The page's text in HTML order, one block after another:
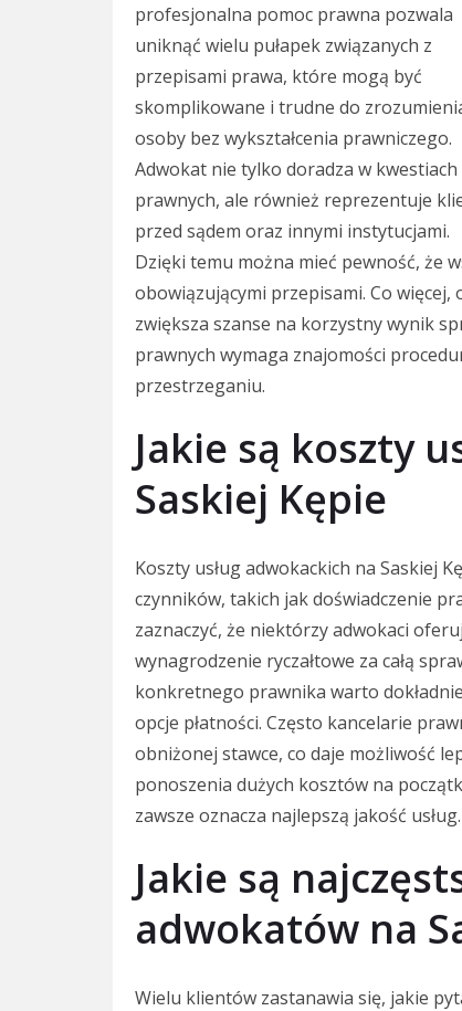
profesjonalna pomoc prawna pozwala
uniknąć wielu pułapek związanych z
przepisami prawa, które mogą być
skomplikowane i trudne do
osoby bez wykształcenia prawniczego.
Adwokat nie tylko doradza w kwestiach
prawnych, ale również reprezentuje
przed sądem oraz innymi instytucjami.
Dzięki temu można mieć pewność, że
obowiązującymi przepisami. Co
zwiększa szanse na korzystny wynik
prawnych wymaga znajomości
przestrzeganiu.
Jakie są koszty
Saskiej Kępie
Koszty usług adwokackich na Saskiej
czynników, takich jak doświadczenie
zaznaczyć, że niektórzy adwokaci
wynagrodzenie ryczałtowe za całą
konkretnego prawnika warto
opcje płatności. Często kancelarie
obniżonej stawce, co daje możliwość
ponoszenia dużych kosztów na
zawsze oznacza najlepszą jakość usług.
Jakie są
adwokatów na
Wielu klientów zastanawia się, jakie